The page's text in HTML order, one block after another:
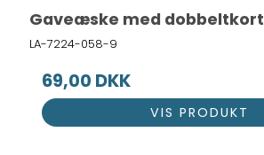
Gaveæske med dobbeltkort
LA-7224-058-9
69,00 DKK
VIS PRODUKT